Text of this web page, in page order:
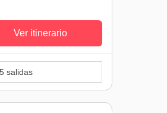
Ver itinerario
salidas